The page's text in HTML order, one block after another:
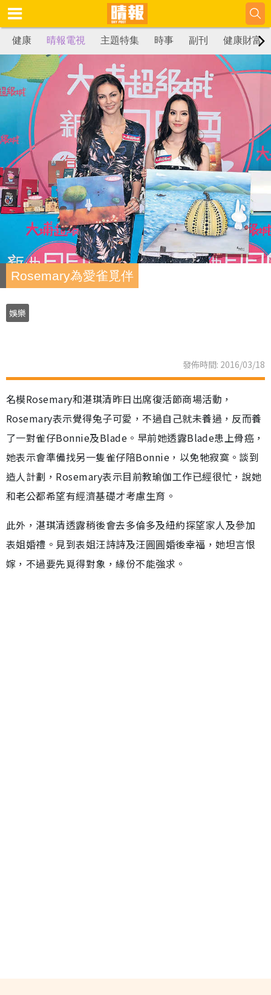
健康 晴報電視 主題特集 時事 副刊 健康財富
Rosemary為愛雀覓伴
娛樂
發佈時間: 2016/03/18
名模Rosemary和湛琪清昨日出席復活節商場活動，
Rosemary表示覺得兔子可愛，不過自己就未養過，反而養
了一對雀仔Bonnie及Blade。早前她透露Blade患上骨癌，
她表示會準備找另一隻雀仔陪Bonnie，以免牠寂寞。談到
造人計劃，Rosemary表示目前教瑜伽工作已經很忙，說她
和老公都希望有經濟基礎才考慮生育。
此外，湛琪清透露稍後會去多倫多及紐約探望家人及參加
表姐婚禮。見到表姐汪詩詩及汪圓圓婚後幸福，她坦言恨
嫁，不過要先覓得對象，緣份不能強求。